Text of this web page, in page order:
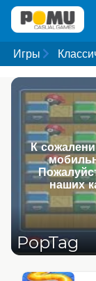
Игры
К
наших
PopTag